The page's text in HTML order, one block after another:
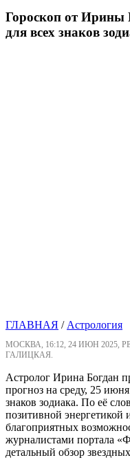
Гороскоп от Ирины
для всех знаков
ГЛАВНАЯ /Астрология
МОСКВА, 16:12, 24 ИЮН 2025,
ГАЛИЦКАЯ.
Астролог Ирина Богдан
прогноз на среду, 25
знаков зодиака. По её
позитивной энергетикой
благоприятных
журналистами портала
детальный обзор